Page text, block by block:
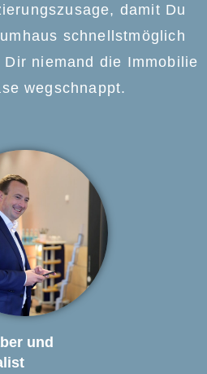
damit Du
schnellstmöglich
niemand die Immobilie
wegschnappt.
und